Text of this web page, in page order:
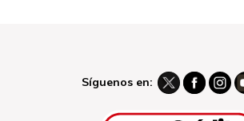
Síguenos en: